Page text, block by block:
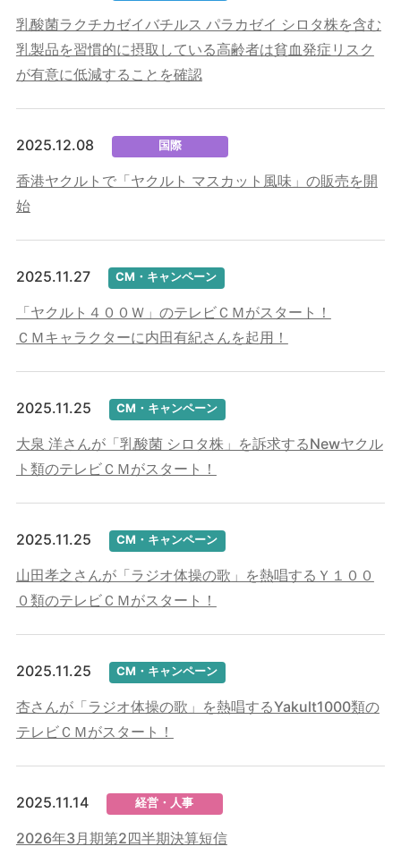
乳酸菌ラクチカゼイバチルス パラカゼイ シロタ株を含む
乳製品を習慣的に摂取している高齢者は貧血発症リスク
が有意に低減することを確認
2025.12.08 国際
香港ヤクルトで「ヤクルト マスカット風味」の販売を開
始
2025.11.27 CM・キャンペーン
「ヤクルト４００Ｗ」のテレビＣＭがスタート！
ＣＭキャラクターに内田有紀さんを起用！
2025.11.25 CM・キャンペーン
大泉 洋さんが「乳酸菌 シロタ株」を訴求するNewヤクル
ト類のテレビＣＭがスタート！
2025.11.25 CM・キャンペーン
山田孝之さんが「ラジオ体操の歌」を熱唱するＹ１００
０類のテレビＣＭがスタート！
2025.11.25 CM・キャンペーン
杏さんが「ラジオ体操の歌」を熱唱するYakult1000類の
テレビＣＭがスタート！
2025.11.14 経営・人事
2026年3月期第2四半期決算短信